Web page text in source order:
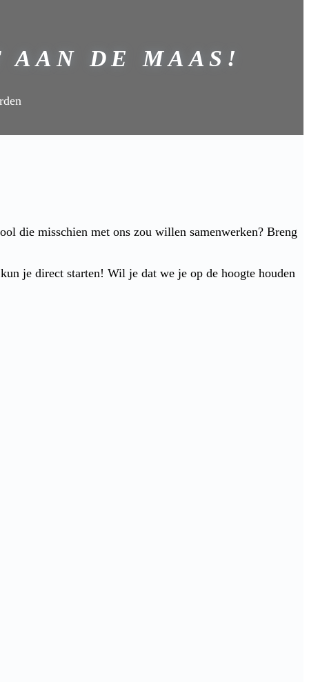
AAN DE MAAS!
die misschien met ons zou willen samenwerken? Breng
je direct starten! Wil je dat we je op de hoogte houden